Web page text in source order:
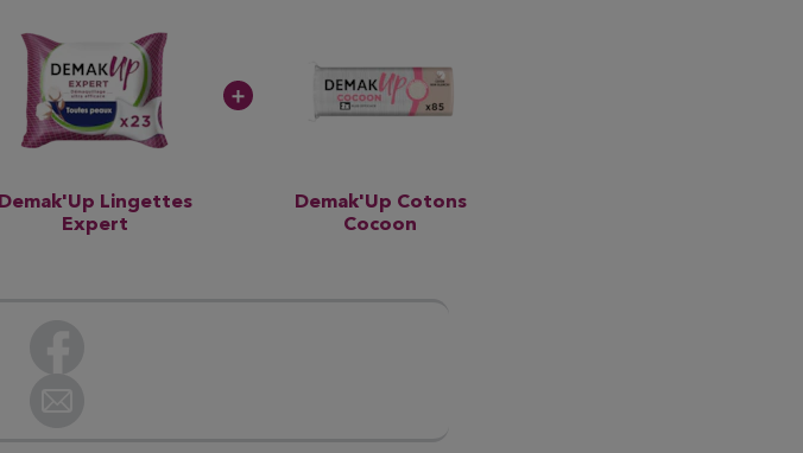
Demak'Up Lingettes
Expert
Demak'Up Cotons
Cocoon